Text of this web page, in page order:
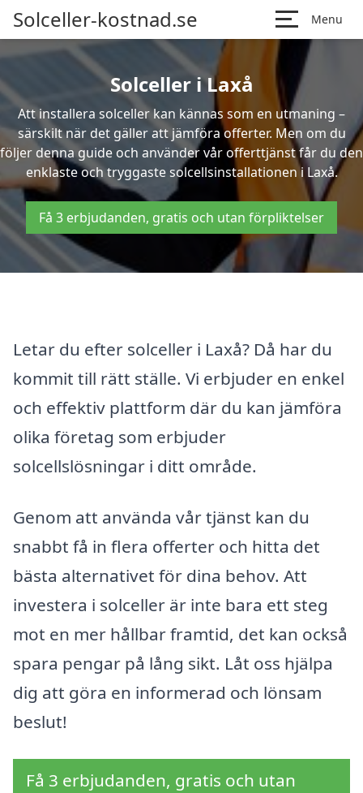
Solceller-kostnad.se Menu
Solceller i Laxå
Att installera solceller kan kännas som en utmaning –
särskilt när det gäller att jämföra offerter. Men om du
följer denna guide och använder vår offerttjänst får du den
enklaste och tryggaste solcellsinstallationen i Laxå.
Få 3 erbjudanden, gratis och utan förpliktelser
Letar du efter solceller i Laxå? Då har du
kommit till rätt ställe. Vi erbjuder en enkel
och effektiv plattform där du kan jämföra
olika företag som erbjuder
solcellslösningar i ditt område.
Genom att använda vår tjänst kan du
snabbt få in flera offerter och hitta det
bästa alternativet för dina behov. Att
investera i solceller är inte bara ett steg
mot en mer hållbar framtid, det kan också
spara pengar på lång sikt. Låt oss hjälpa
dig att göra en informerad och lönsam
beslut!
Få 3 erbjudanden, gratis och utan